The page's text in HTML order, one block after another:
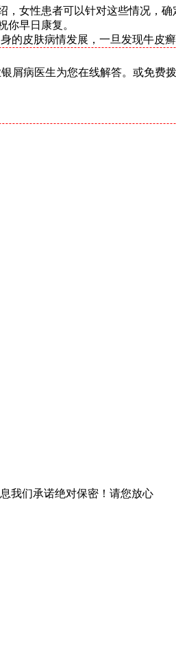
女性患者可以针对这些情况，
你早日康复。
皮肤病情发展，一旦发现牛皮
银屑病医生为您在线解答。或免费
我们承诺绝对保密！请您放心